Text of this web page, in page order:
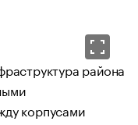
района
корпусами